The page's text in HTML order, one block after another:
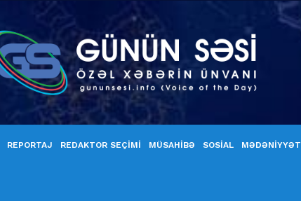
REPORTAJ REDAKTOR SEÇİMİ MÜSAHİBƏ SOSİAL MƏDƏNİYYƏT